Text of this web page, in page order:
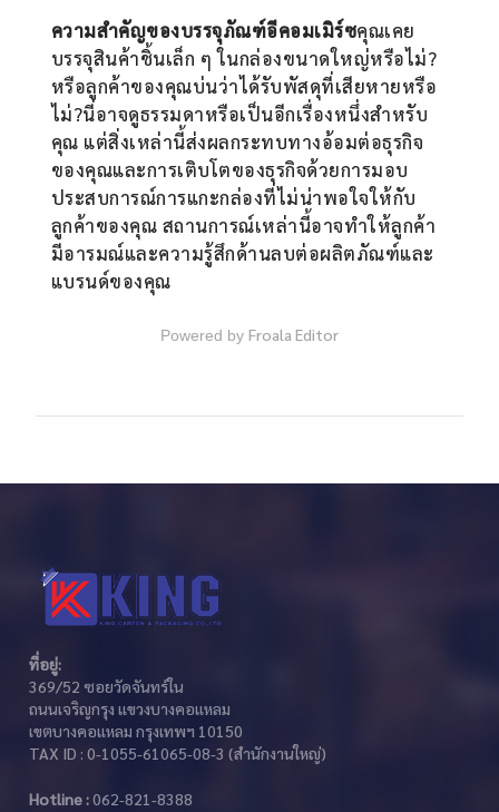
ความสำคัญของบรรจุภัณฑ์อีคอมเมิร์ซคุณเคย
บรรจุสินค้าชิ้นเล็ก ๆ ในกล่องขนาดใหญ่หรือไม่?
หรือลูกค้าของคุณบ่นว่าได้รับพัสดุที่เสียหายหรือ
ไม่?นี่อาจดูธรรมดาหรือเป็นอีกเรื่องหนึ่งสำหรับ
คุณ แต่สิ่งเหล่านี้ส่งผลกระทบทางอ้อมต่อธุรกิจ
ของคุณและการเติบโตของธุรกิจด้วยการมอบ
ประสบการณ์การแกะกล่องที่ไม่น่าพอใจให้กับ
ลูกค้าของคุณ สถานการณ์เหล่านี้อาจทำให้ลูกค้า
มีอารมณ์และความรู้สึกด้านลบต่อผลิตภัณฑ์และ
แบรนด์ของคุณ
Powered by Froala Editor
ที่อยู่:
369/52 ซอยวัดจันทร์ใน
ถนนเจริญกรุง แขวงบางคอแหลม
เขตบางคอแหลม กรุงเทพฯ 10150
TAX ID : 0-1055-61065-08-3 (สำนักงานใหญ่)
Hotline :062-821-8388